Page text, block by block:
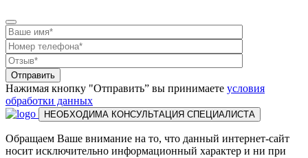
Нажимая кнопку "Отправить” вы принимаете условия
обработки данных
НЕОБХОДИМА КОНСУЛЬТАЦИЯ СПЕЦИАЛИСТА
Обращаем Ваше внимание на то, что данный интернет-сайт
носит исключительно информационный характер и ни при